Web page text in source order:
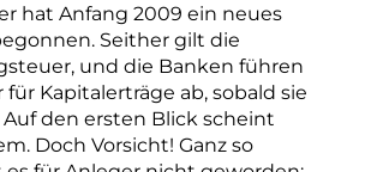
hat Anfang 2009 ein neues
Seither gilt die
und die Banken führen
für Kapitalerträge ab, sobald sie
Auf den ersten Blick scheint
Doch Vorsicht! Ganz so